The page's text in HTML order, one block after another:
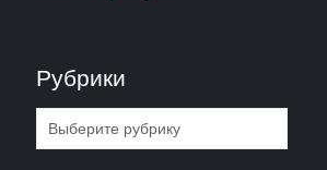
Рубрики
Рубрики